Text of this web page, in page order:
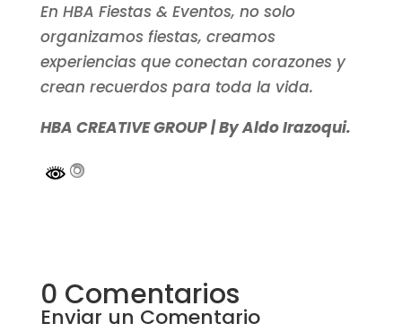
En HBA Fiestas & Eventos, no solo
organizamos fiestas, creamos
experiencias que conectan corazones y
crean recuerdos para toda la vida.
HBA CREATIVE GROUP | By Aldo Irazoqui.
0 Comentarios
Enviar un Comentario